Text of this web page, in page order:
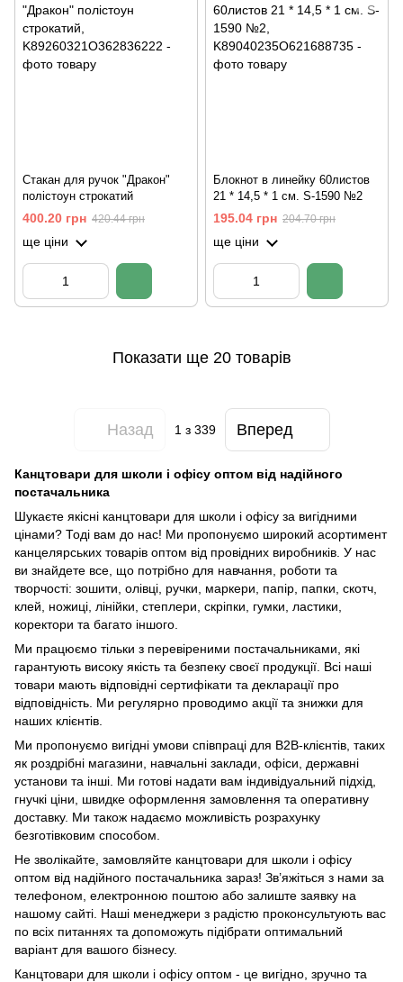
Стакан для ручок "Дракон"
полістоун строкатий
400.20 грн 420.44 грн
ще ціни
Блокнот в линейку 60листов
21 * 14,5 * 1 см. S-1590 №2
195.04 грн 204.70 грн
ще ціни
Показати ще 20 товарів
Назад 1з 339 Вперед
Канцтовари для школи і офісу оптом від надійного
постачальника
Шукаєте якісні канцтовари для школи і офісу за вигідними
цінами? Тоді вам до нас! Ми пропонуємо широкий асортимент
канцелярських товарів оптом від провідних виробників. У нас
ви знайдете все, що потрібно для навчання, роботи та
творчості: зошити, олівці, ручки, маркери, папір, папки, скотч,
клей, ножиці, лінійки, степлери, скріпки, гумки, ластики,
коректори та багато іншого.
Ми працюємо тільки з перевіреними постачальниками, які
гарантують високу якість та безпеку своєї продукції. Всі наші
товари мають відповідні сертифікати та декларації про
відповідність. Ми регулярно проводимо акції та знижки для
наших клієнтів.
Ми пропонуємо вигідні умови співпраці для B2B-клієнтів, таких
як роздрібні магазини, навчальні заклади, офіси, державні
установи та інші. Ми готові надати вам індивідуальний підхід,
гнучкі ціни, швидке оформлення замовлення та оперативну
доставку. Ми також надаємо можливість розрахунку
безготівковим способом.
Не зволікайте, замовляйте канцтовари для школи і офісу
оптом від надійного постачальника зараз! Зв’яжіться з нами за
телефоном, електронною поштою або залиште заявку на
нашому сайті. Наші менеджери з радістю проконсультують вас
по всіх питаннях та допоможуть підібрати оптимальний
варіант для вашого бізнесу.
Канцтовари для школи і офісу оптом - це вигідно, зручно та